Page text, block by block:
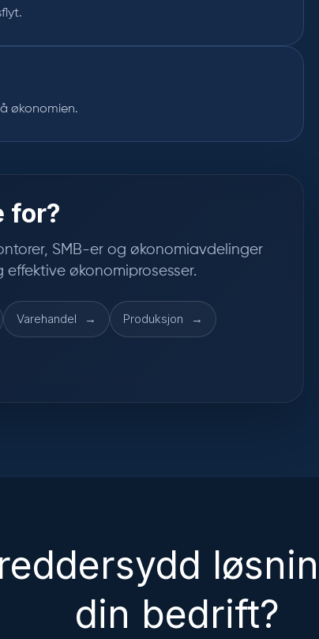
økonomien.
for?
SMB-er og økonomiavdelinger
økonomiprosesser.
Varehandel Produksjon
din bedrift?